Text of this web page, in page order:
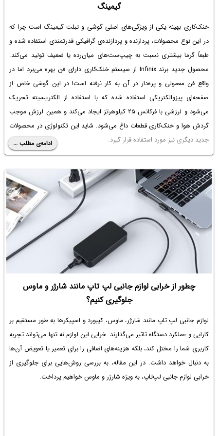
گیمینگ
خنک‌کاری بهینه یکی از ویژگی‌های اصلی گوشی و تبلت گیمینگ است چرا که
در این نوع محصولات، پردازنده و پردازنده‌ی گرافیکی قدرتمندی استفاده شده و
طبعاً گرما بیشتری نسبت به چیپ‌ست‌های میان‌رده یا ضعیف تولید می‌کند.
محصول جدید برند Infinix از سیستم خنک‌کاری دارای فن بهره می‌برد اما در
واقع فن معمولی و پره‌دار در آن به کار نرفته است! در این گوشی خاص از
صفحه‌ای پیزوالکتریکی استفاده شده که با استفاده از الکتریسیته تحریک
می‌شود و لرزشی با فرکانس ۲۵ کیلوهرتز ایجاد می‌کند و همین لرزش موجب
گردش هوا و خنک‌کاری قطعات داغ می‌شود. شاید این تکنولوژی در محصولات
جدید دیگری نیز مورد استفاده قرار گیرد.
در ادامه با این گوشی گیمینگ جالب بیشتر آشنا می‌شویم.
ادامه‌ی مطلب ...
چطور از خرابی لوازم جانبی لپ‌ تاپ مانند شارژر و ماوس
جلوگیری کنیم؟
لوازم جانبی لپ‌ تاپ مانند شارژر، ماوس، کیبورد و اسپیکرها به طور مستقیم بر
کارایی و عملکرد دستگاه تاثیر می‌گذارند. خرابی این لوازم نه تنها می‌تواند تجربه
کاربری شما را مختل کند، بلکه هزینه‌های اضافی را برای تعمیر یا تعویض آن‌ها
به دنبال خواهد داشت. در این مقاله، به بررسی روش‌هایی برای جلوگیری از
خرابی لوازم جانبی لپ‌تاپ، به ویژه شارژر و ماوس خواهیم پرداخت.